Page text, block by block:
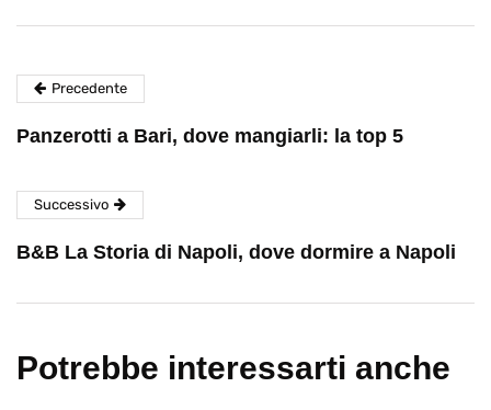
Precedente
Panzerotti a Bari, dove mangiarli: la top 5
Successivo
B&B La Storia di Napoli, dove dormire a Napoli
Potrebbe interessarti anche